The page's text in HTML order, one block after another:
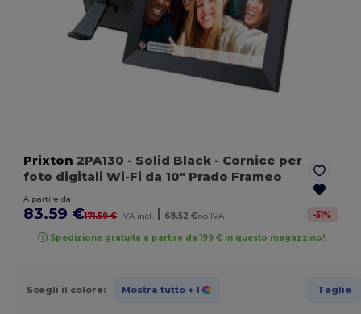
Prixton 2PA130 - Solid Black - Cornice per
foto digitali Wi-Fi da 10" Prado Frameo
A partire da
83.59 €171.59 € IVA incl. | 68.52 €no IVA -51%
Spedizione gratuita a partire da 199 € in questo magazzino!
Scegli il colore: Mostra tutto + 1 Taglie